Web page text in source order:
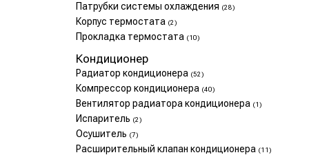
Патрубки системы охлаждения (28)
Корпус термостата (2)
Прокладка термостата (10)
Кондиционер
Радиатор кондиционера (52)
Компрессор кондиционера (40)
Вентилятор радиатора кондиционера (1)
Испаритель (2)
Осушитель (7)
Расширительный клапан кондиционера (11)